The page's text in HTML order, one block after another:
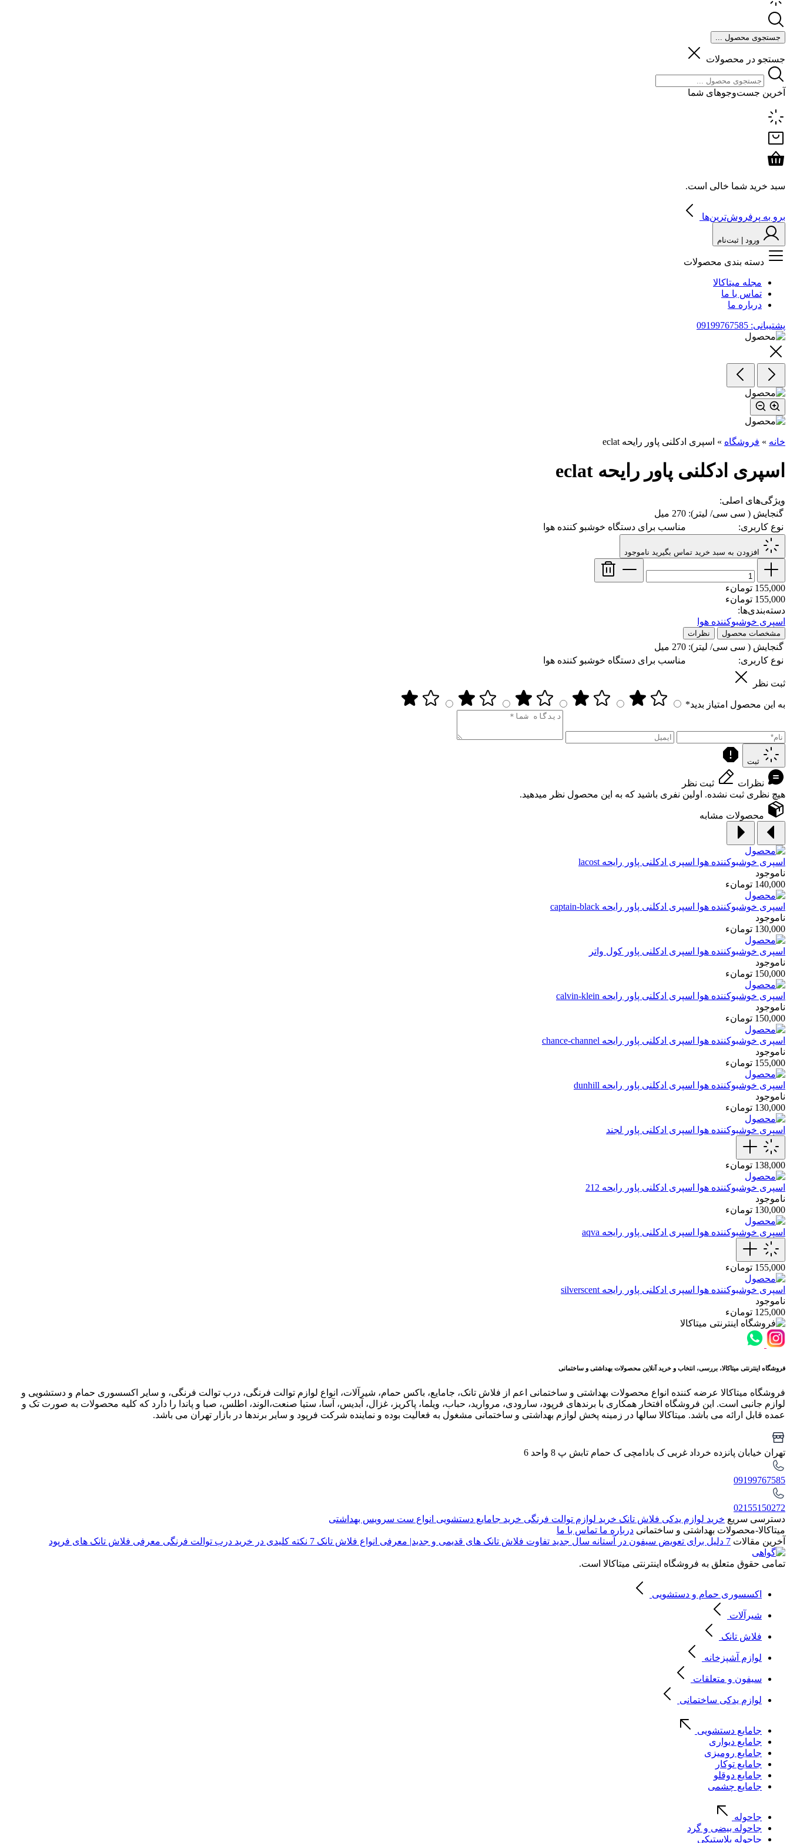
جستجوی محصول ...
جستجو در محصولات
آخرین جست‌وجوهای شما
سبد خرید شما خالی است.
برو به پرفروش‌ترین‌ها
ورود | ثبت‌نام
دسته بندی محصولات
مجله میتاکالا
تماس با ما
درباره ما
پشتیبانی: 09199767585
خانه » فروشگاه » اسپری ادکلنی پاور رایحه eclat
اسپری ادکلنی پاور رایحه eclat
ویژگی‌های اصلی:
گنجایش ( سی سی/ لیتر): 270 میل
نوع کاربری:
مناسب برای دستگاه خوشبو کننده هوا
افزودن به سبد خرید تماس بگیرید ناموجود
155,000 تومانء
155,000 تومانء
دسته‌بندی‌ها:
اسپری خوشبوکننده هوا
مشخصات محصول نظرات
گنجایش ( سی سی/ لیتر): 270 میل
نوع کاربری:
مناسب برای دستگاه خوشبو کننده هوا
ثبت نظر
به این محصول امتیاز بدید*
ثبت
نظرات
ثبت نظر
هیچ نظری ثبت نشده. اولین نفری باشید که به این محصول نظر میدهید.
محصولات مشابه
اسپری خوشبوکننده هوا
اسپری ادکلنی پاور رایحه lacost
ناموجود
140,000 تومانء
اسپری خوشبوکننده هوا
اسپری ادکلنی پاور رایحه captain-black
ناموجود
130,000 تومانء
اسپری خوشبوکننده هوا
اسپری ادکلنی پاور کول واتر
ناموجود
150,000 تومانء
اسپری خوشبوکننده هوا
اسپری ادکلنی پاور رایحه calvin-klein
ناموجود
150,000 تومانء
اسپری خوشبوکننده هوا
اسپری ادکلنی پاور رایحه chance-channel
ناموجود
155,000 تومانء
اسپری خوشبوکننده هوا
اسپری ادکلنی پاور رایحه dunhill
ناموجود
130,000 تومانء
اسپری خوشبوکننده هوا اسپری ادکلنی پاور لجند
138,000 تومانء
اسپری خوشبوکننده هوا
اسپری ادکلنی پاور رایحه 212
ناموجود
130,000 تومانء
اسپری خوشبوکننده هوا اسپری ادکلنی پاور رایحه aqva
155,000 تومانء
اسپری خوشبوکننده هوا
اسپری ادکلنی پاور رایحه silverscent
ناموجود
125,000 تومانء
فروشگاه اینترنتی میتاکالا، بررسی، انتخاب و خرید آنلاین محصولات بهداشتی و ساختمانی
فروشگاه میتاکالا عرضه کننده انواع محصولات بهداشتی و ساختمانی اعم از فلاش تانک، جامایع، باکس حمام، شیرآلات، انواع لوازم توالت فرنگی، درب توالت فرنگی، و سایر اکسسوری حمام و دستشویی و
لوازم جانبی است. این فروشگاه افتخار همکاری با برندهای فرپود، سارودی، مروارید، حباب، ویلما، پاکریز، غزال، آبدیس، آسا، ستیا صنعت،الوند، اطلس، صبا و پاندا را دارد که کلیه محصولات به صورت تک و
عمده قابل ارائه می باشد. میتاکالا سالها در زمینه پخش لوازم بهداشتی و ساختمانی مشغول به فعالیت بوده و نماینده شرکت فرپود و سایر برندها در بازار تهران می باشد.
تهران خیابان پانزده خرداد غربی ک بادامچی ک حمام تابش پ 8 واحد 6
09199767585
02155150272
دسترسی سریع خرید لوازم یدکی فلاش تانک خرید لوازم توالت فرنگی خرید جامایع دستشویی انواع ست سرویس بهداشتی
میتاکالا-محصولات بهداشتی و ساختمانی درباره ما تماس با ما
آخرین مقالات 7 دلیل برای تعویض سیفون در آستانه سال جدید تفاوت فلاش تانک های قدیمی و جدید| معرفی انواع فلاش تانک 7 نکته کلیدی در خرید درب توالت فرنگی معرفی فلاش تانک های فرپود
تمامی حقوق متعلق به فروشگاه اینترنتی میتاکالا است.
اکسسوری حمام و دستشویی
شیرآلات
فلاش تانک
لوازم آشپزخانه
سیفون و متعلقات
لوازم یدکی ساختمانی
جامایع دستشویی
جامایع دیواری
جامایع رومیزی
جامایع توکار
جامایع دوقلو
جامایع چشمی
جاحوله
جاحوله بیضی و گرد
جاحوله پلاستیکی